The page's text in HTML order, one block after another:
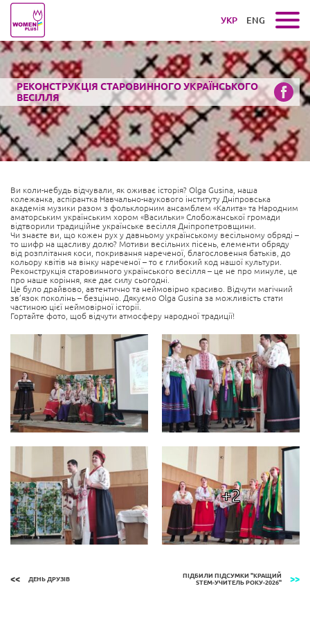
РЕКОНСТРУКЦІЯ СТАРОВИННОГО УКРАЇНСЬКОГО
ВЕСІЛЛЯ
Ви коли-небудь відчували, як оживає історія? Olga Gusina, наша
колежанка, аспірантка Навчально-наукового інституту Дніпровська
академія музики разом з фольклорним ансамблем «Калита» та Народним
аматорським українським хором «Васильки» Слобожанської громади
відтворили традиційне українське весілля Дніпропетровщини.
Чи знаєте ви, що кожен рух у давньому українському весільному обряді –
то шифр на щасливу долю? Мотиви весільних пісень, елементи обряду
від розплітання коси, покривання нареченої, благословення батьків, до
кольору квітів на вінку нареченої – то є глибокий код нашої культури.
Реконструкція старовинного українського весілля – це не про минуле, це
про наше коріння, яке дає силу сьогодні.
Це було драйвово, автентично та неймовірно красиво. Відчути магічний
зв’язок поколінь – безцінно. Дякуємо Olga Gusina за можливість стати
частиною цієї неймовірної історії.
Гортайте фото, щоб відчути атмосферу народної традиції!
+2
ДЕНЬ ДРУЗІВ
ПІДБИЛИ ПІДСУМКИ "КРАЩИЙ
STEM-УЧИТЕЛЬ РОКУ-2026"
УКР ENG